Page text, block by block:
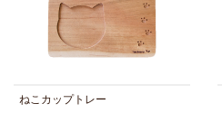
ねこカップトレー